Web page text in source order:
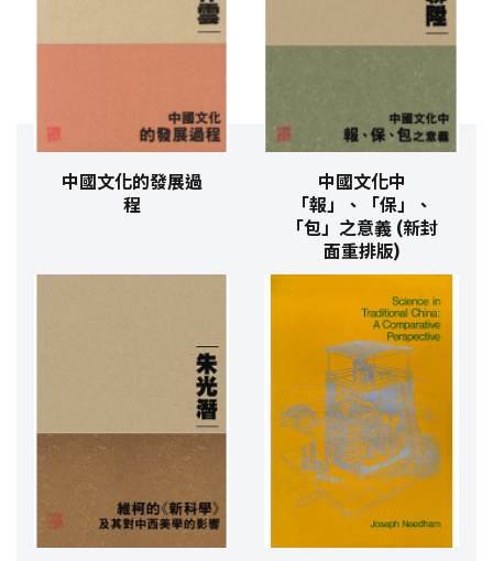
中國文化的發展過
程
中國文化中
「報」、「保」、
「包」之意義 (新封
面重排版)